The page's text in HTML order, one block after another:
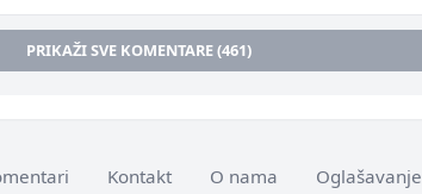
PRIKAŽI SVE KOMENTARE (461)
Kontakt O nama Oglašavanje